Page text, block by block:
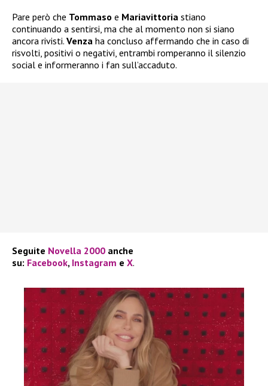
Pare però che Tommaso e Mariavittoria stiano
continuando a sentirsi, ma che al momento non si siano
ancora rivisti. Venza ha concluso affermando che in caso di
risvolti, positivi o negativi, entrambi romperanno il silenzio
social e informeranno i fan sull’accaduto.
Seguite Novella 2000 anche
su: Facebook, Instagram e X.